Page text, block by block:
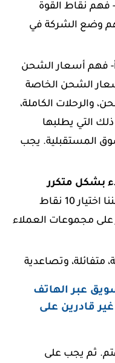
فهم نقاط القوة
وضع الشركة في
فهم أسعار الشحن
الشحن الخاصة
والرحلات الكاملة،
ذلك التي يطلبها
المستقبلية. يجب
بشكل متكرر
؛ ب. يمكننا اختيار 10 نقاط
للعثور على مجموعات العملاء
متفائلة، وتصاعدية
للتسويق عبر الهاتف
قادرين على
ثم يجب على